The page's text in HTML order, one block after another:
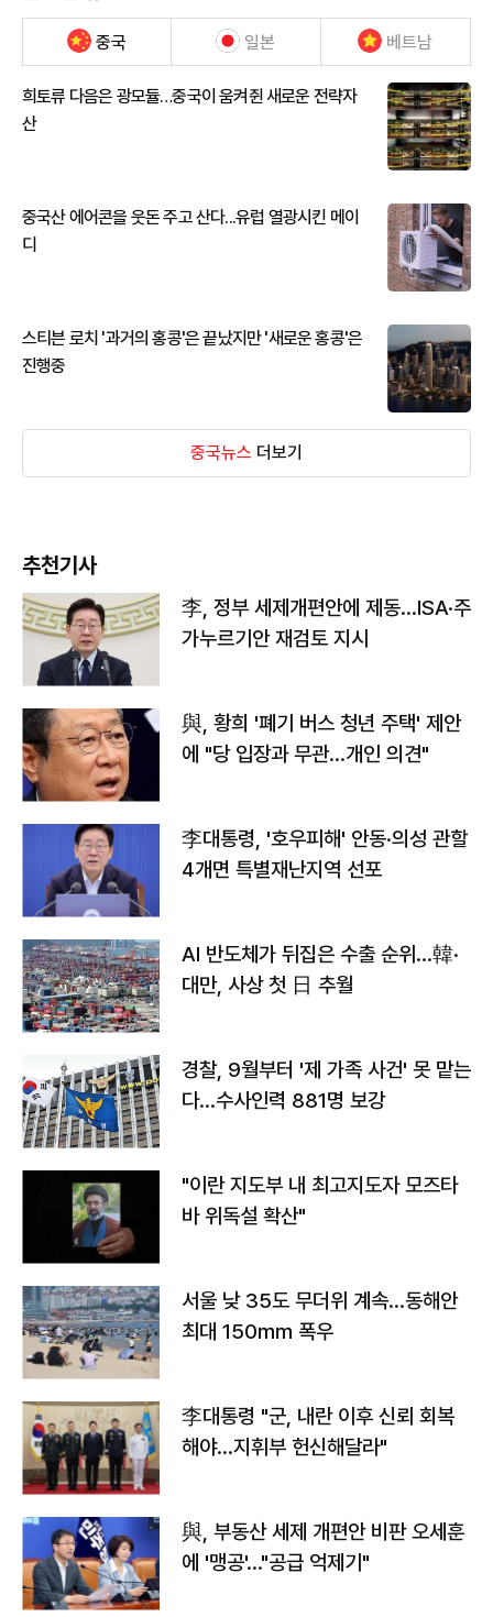
중국 일본 베트남
희토류 다음은 광모듈…중국이 움켜쥔 새로운 전략자
산
중국산 에어콘을 웃돈 주고 산다...유럽 열광시킨 메이
디
스티븐 로치 '과거의 홍콩'은 끝났지만 '새로운 홍콩'은
진행중
중국뉴스 더보기
추천기사
李, 정부 세제개편안에 제동…ISA·주
가누르기안 재검토 지시
與, 황희 '폐기 버스 청년 주택' 제안
에 "당 입장과 무관…개인 의견"
李대통령, '호우피해' 안동·의성 관할
4개면 특별재난지역 선포
AI 반도체가 뒤집은 수출 순위…韓·
대만, 사상 첫 日 추월
경찰, 9월부터 '제 가족 사건' 못 맡는
다…수사인력 881명 보강
"이란 지도부 내 최고지도자 모즈타
바 위독설 확산"
서울 낮 35도 무더위 계속…동해안
최대 150㎜ 폭우
李대통령 "군, 내란 이후 신뢰 회복
해야…지휘부 헌신해달라"
與, 부동산 세제 개편안 비판 오세훈
에 '맹공'…"공급 억제기"